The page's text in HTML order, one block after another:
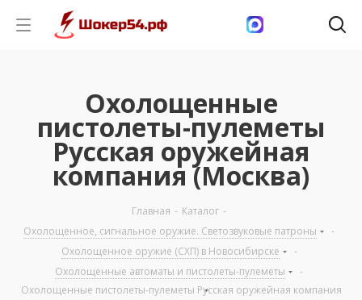
Охолощенные
пистолеты-пулеметы
Русская оружейная
компания (Москва)
Главная - Каталог -
Охолощенное, сигнальное оружие. Светозвуковые патроны
-
Охолощенное оружие (СХП) в Новосибирске
-
Охолощенные автоматы и пистолеты-пулеметы
-
Охолощенные пистолеты-пулеметы Русская оружейная компания